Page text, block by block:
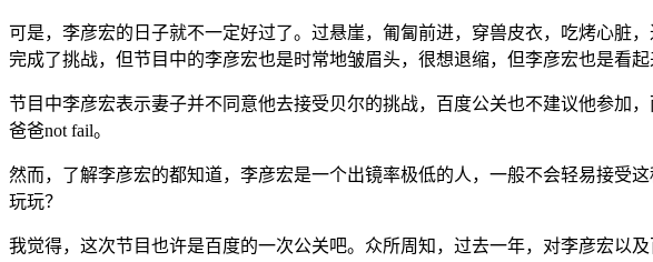
可是，李彦宏的日子就不一定好过了。过悬崖，匍匐前进，穿兽皮衣，吃烤心脏
完成了挑战，但节目中的李彦宏也是时常地皱眉头，很想退缩，但李彦宏也是看
节目中李彦宏表示妻子并不同意他去接受贝尔的挑战，百度公关也不建议他参加
爸爸not fail。
然而，了解李彦宏的都知道，李彦宏是一个出镜率极低的人，一般不会轻易接受
玩玩？
我觉得，这次节目也许是百度的一次公关吧。众所周知，过去一年，对李彦宏以